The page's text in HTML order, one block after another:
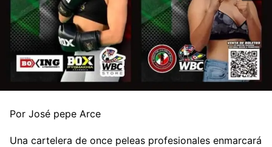
Por José pepe Arce
Una cartelera de once peleas profesionales enmarcará